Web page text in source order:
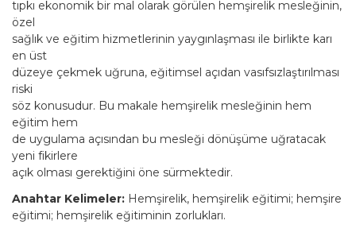
tıpkı ekonomik bir mal olarak görülen hemşirelik mesleğinin,
özel
sağlık ve eğitim hizmetlerinin yaygınlaşması ile birlikte karı
en üst
düzeye çekmek uğruna, eğitimsel açıdan vasıfsızlaştırılması
riski
söz konusudur. Bu makale hemşirelik mesleğinin hem
eğitim hem
de uygulama açısından bu mesleği dönüşüme uğratacak
yeni fikirlere
açık olması gerektiğini öne sürmektedir.
Anahtar Kelimeler: Hemşirelik, hemşirelik eğitimi; hemşire
eğitimi; hemşirelik eğitiminin zorlukları.